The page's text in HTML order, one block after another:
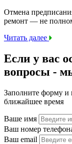
Отмена
ремонт — не
Читать далее
Если у вас
вопросы -
Заполните форму и
ближайшее время
Ваше имя
Ваш номер
Ваш email